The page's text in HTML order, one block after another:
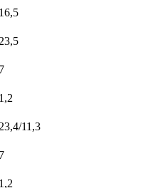
16,5
23,5
7
1,2
23,4/11,3
7
1,2